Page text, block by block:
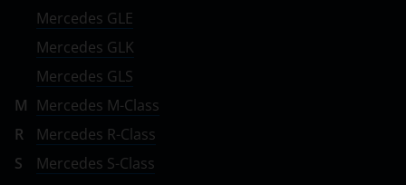
ВАЗ (LADA)
ГАЗ
ЗАЗ
ТагАЗ
УАЗ
Mercedes GLE
Mercedes GLK
Mercedes GLS
M Mercedes M-Class
R
Mercedes R-Class
S
Mercedes S-Class